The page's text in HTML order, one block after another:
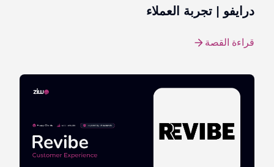
درايفو | تجربة العملاء
قراءة القصة